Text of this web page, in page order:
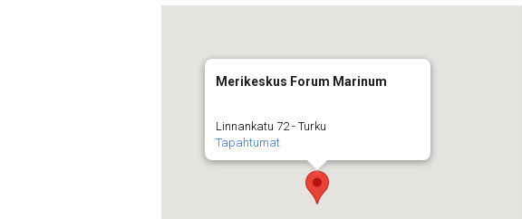
Merikeskus Forum Marinum
Linnankatu 72 - Turku
Tapahtumat